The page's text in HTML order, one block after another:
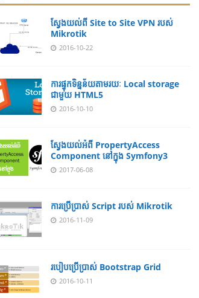
ស្វែងយល់ពី Site to Site VPN របស់
Mikrotik
2016-10-22
ការផ្ទុកទិន្នន័យតាមរយៈ Local storage
ជាមួយ HTML5
2016-10-10
ស្វែងយល់អំពី PropertyAccess
Component នៅក្នុង Symfony3
2017-06-08
ការប្រើប្រាស់ Script របស់ Mikrotik
2016-11-09
របៀបប្រើប្រាស់ Bootstrap Grid
2016-10-11